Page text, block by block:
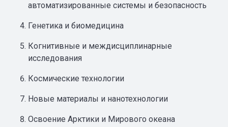
автоматизированные системы и безопасность
Генетика и биомедицина
Когнитивные и междисциплинарные
исследования
Космические технологии
Новые материалы и нанотехнологии
Освоение Арктики и Мирового океана